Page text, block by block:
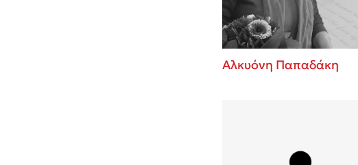
Αλκυόνη Παπαδάκη